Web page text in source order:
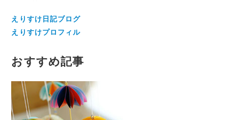
えりすけ日記ブログ
えりすけプロフィル
おすすめ記事